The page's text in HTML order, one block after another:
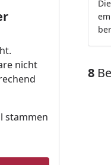
nicht
stammen
8